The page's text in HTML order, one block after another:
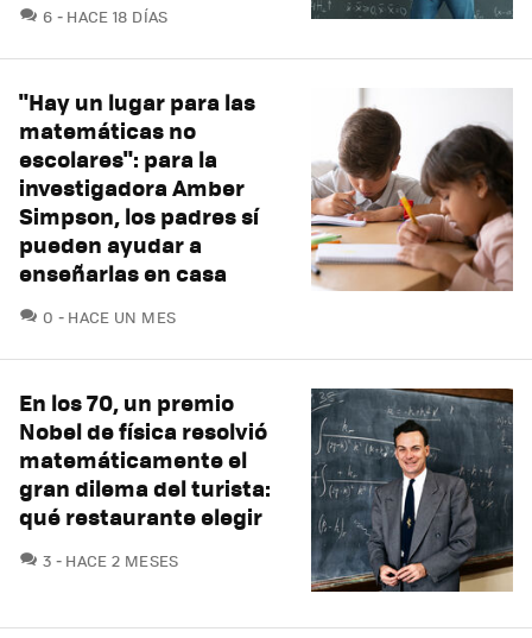
6 COMENTARIOS
HACE 18 DÍAS
"Hay un lugar para las
matemáticas no
escolares": para la
investigadora Amber
Simpson, los padres sí
pueden ayudar a
enseñarlas en casa
0 COMENTARIOS
HACE UN MES
En los 70, un premio
Nobel de física resolvió
matemáticamente el
gran dilema del turista:
qué restaurante elegir
3 COMENTARIOS
HACE 2 MESES